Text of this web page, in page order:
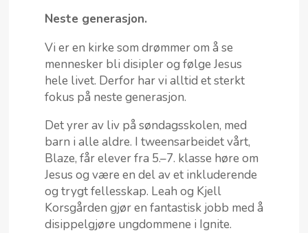
GI EN GAVE
BIDRA STØRRE BYGG
Neste generasjon.
Vi er en kirke som drømmer om å se
mennesker bli disipler og følge Jesus
hele livet. Derfor har vi alltid et sterkt
fokus på neste generasjon.
Det yrer av liv på søndagsskolen, med
barn i alle aldre. I tweensarbeidet vårt,
Blaze, får elever fra 5.–7. klasse høre om
Jesus og være en del av et inkluderende
og trygt fellesskap. Leah og Kjell
Korsgården gjør en fantastisk jobb med å
disippelgjøre ungdommene i Ignite.